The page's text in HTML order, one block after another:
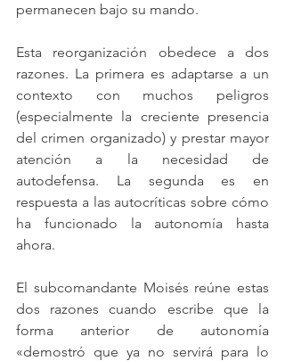
permanecen bajo su mando.
Esta reorganización obedece a dos
razones. La primera es adaptarse a un
contexto con muchos peligros
(especialmente la creciente presencia
del crimen organizado) y prestar mayor
atención a la necesidad de
autodefensa. La segunda es en
respuesta a las autocríticas sobre cómo
ha funcionado la autonomía hasta
ahora.
El subcomandante Moisés reúne estas
dos razones cuando escribe que la
forma anterior de autonomía
«demostró que ya no servirá para lo